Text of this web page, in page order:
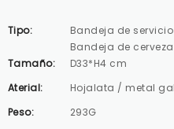
Tipo:
Bandeja de
Bandeja de cerveza
Tamaño:
D33*H4 cm
Aterial:
Hojalata / metal
Peso:
293G